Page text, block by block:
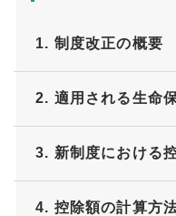
1. 制度改正の概要
2. 適用される生命
3. 新制度における
4. 控除額の計算方